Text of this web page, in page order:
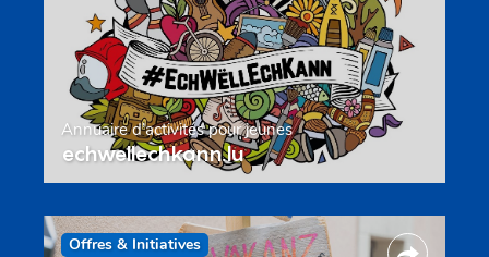
Annuaire d’activités pour jeunes
echwellechkann.lu
Offres & Initiatives